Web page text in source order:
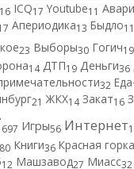
16 ICQ17 Youtube11
Апериодика13 Быдло11
23 Выборы30 Гогич19
14 ДТП19 Деньги36
32 Еда
21 ЖКХ14 Закат16
697 Игры56 Интернет
80 Книги36 Красная горка
12 Машзавод27 Миасс32